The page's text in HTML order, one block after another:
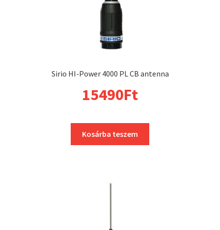
Sirio HI-Power 4000 PL CB antenna
15490Ft
Kosárba teszem